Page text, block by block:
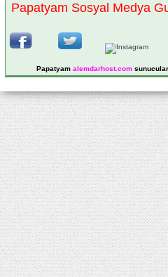
Papatyam Sosyal Medya
Papatyam alemdarhost.com